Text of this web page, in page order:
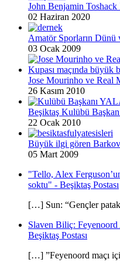
John Benjamin
02 Haziran 2020
Amatör Sporların Dünü
03 Ocak 2009
Jose Mourinho ve Real
26 Kasım 2010
Beşiktaş Kulübü
22 Ocak 2010
Büyük ilgi gören
05 Mart 2009
"Tello, Alex
soktu" - Beşiktaş Postası
[…] Sun: “Gençler
Slaven Biliç:
Beşiktaş Postası
[…] ”Feyenoord maçı